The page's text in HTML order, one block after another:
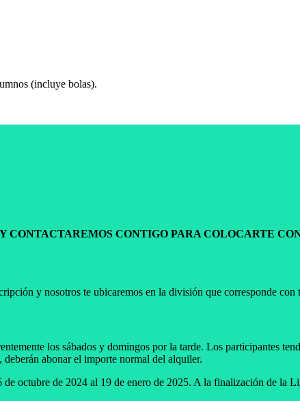
(incluye bolas).
CONTIGO PARA COLOCARTE
y nosotros te ubicaremos en la división que corresponde con
los sábados y domingos por la tarde. Los participantes
abonar el importe normal del alquiler.
octubre de 2024 al 19 de enero de 2025. A la finalización de la